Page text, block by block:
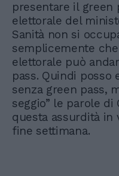
presentare il green
elettorale del
Sanità non si
semplicemente
elettorale può
pass. Quindi
senza green pass,
seggio” le parole di
questa assurdità in
fine settimana.